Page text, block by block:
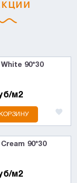
90*30
м2
90*30
м2